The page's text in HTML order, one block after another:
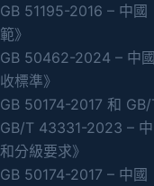
GB 51195-2016 – 中國
範》
GB 50462-2024 – 中
收標準》
GB 50174-2017 和
GB/T 43331-2023 –
和分級要求》
GB 50174-2017 – 中國